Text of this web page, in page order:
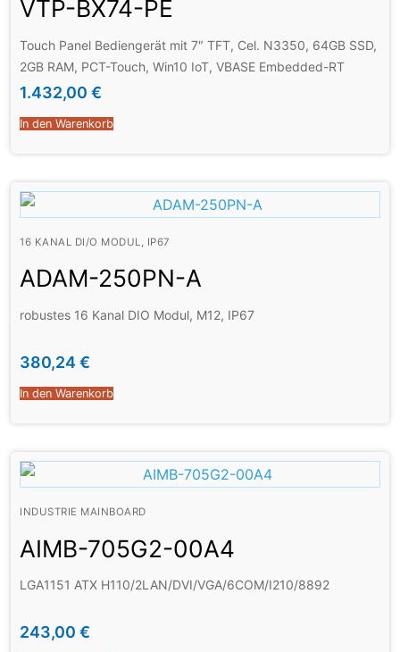
VTP-BX74-PE
Touch Panel Bediengerät mit 7″ TFT, Cel. N3350, 64GB SSD,
2GB RAM, PCT-Touch, Win10 IoT, VBASE Embedded-RT
1.432,00 €
In den Warenkorb
16 KANAL DI/O MODUL, IP67
ADAM-250PN-A
robustes 16 Kanal DIO Modul, M12, IP67
380,24 €
In den Warenkorb
INDUSTRIE MAINBOARD
AIMB-705G2-00A4
LGA1151 ATX H110/2LAN/DVI/VGA/6COM/I210/8892
243,00 €